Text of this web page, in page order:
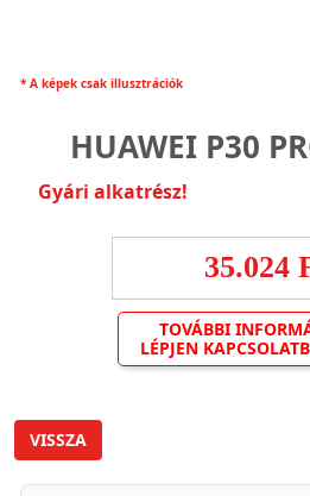
* A képek csak illusztrációk
HUAWEI P30
Gyári alkatrész!
35.024
TOVÁBBI
LÉPJEN
VISSZA